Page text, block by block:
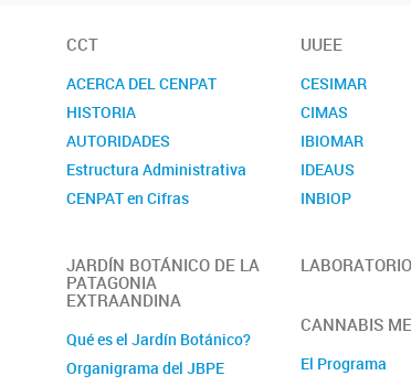
CCT
ACERCA DEL CENPAT
HISTORIA
AUTORIDADES
Estructura Administrativa
CENPAT en Cifras
CONTACTO
UUEE
CESIMAR
CIMAS
IBIOMAR
IDEAUS
INBIOP
IPEEC
JARDÍN BOTÁNICO DE LA
PATAGONIA
EXTRAANDINA
Qué es el Jardín Botánico?
Organigrama del JBPE
CANNABIS
El Programa